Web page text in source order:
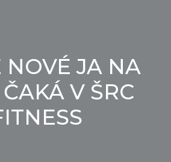
NOVÉ JA NA
V ŠRC